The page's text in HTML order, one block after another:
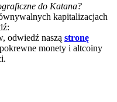
pool
do Katana?
kapitalizacjach
odwiedź naszą stronę
monety i altcoiny